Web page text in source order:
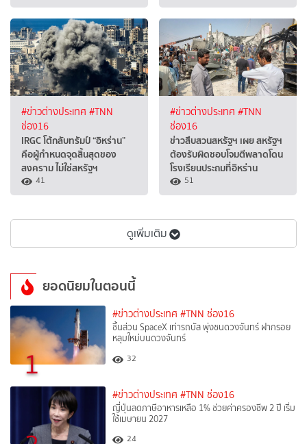
#ข่าวต่างประเทศ #TNN
ช่อง16
IRGC โต้กลับทรัมป์ “อิหร่าน”
คือผู้กำหนดจุดสิ้นสุดของ
สงคราม ไม่ใช่สหรัฐฯ
41
#ข่าวต่างประเทศ #TNN
ช่อง16
ข่าวสืบสวนสหรัฐฯ เผย สหรัฐฯ
ต้องรับผิดชอบโจมตีพลาดโดน
โรงเรียนประถมที่อิหร่าน
51
ดูเพิ่มเติม
ยอดนิยมในตอนนี้
1
#ข่าวต่างประเทศ #TNN ช่อง16
ชิ้นส่วน SpaceX เท่ารถบัส พุ่งชนดวงจันทร์ ฝากรอย
หลุมใหม่บนดวงจันทร์
32
#ข่าวต่างประเทศ #TNN ช่อง16
ญี่ปุ่นลดภาษีอาหารเหลือ 1% ช่วยค่าครองชีพ 2 ปี เริ่ม
ใช้เมษายน 2027
24